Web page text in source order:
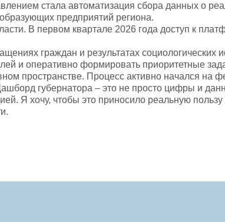
стала автоматизация сбора данных о
предприятий региона.
В первом квартале 2026 года доступ к
граждан и результатах социологических
и оперативно формировать приоритетные
пространстве. Процесс активно начался на
губернатора – это не просто цифры и
Я хочу, чтобы это приносило реальную